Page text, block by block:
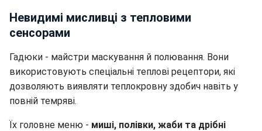
Невидимі мисливці з тепловими
сенсорами
Гадюки - майстри маскування й полювання. Вони
використовують спеціальні теплові рецептори, які
дозволяють виявляти теплокровну здобич навіть у
повній темряві.
Їх головне меню - миші, полівки, жаби та дрібні